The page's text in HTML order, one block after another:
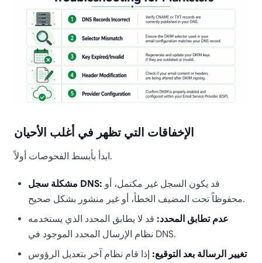
الإخفاقات التي تظهر في أغلب الأحيان
ابدأ بأبسط الفحوصات أولاً.
مشكلة سجل DNS:
محفوظاً تحت المضيف الخطأ، أو غير منشور بشكل صحيح.
عدم تطابق المحدد: قد لا يطابق المحدد الذي يستخدمه
نظام الإرسال المحدد الموجود في DNS.
تغيير الرسالة بعد التوقيع: إذا قام نظام آخر بتعديل الرؤوس